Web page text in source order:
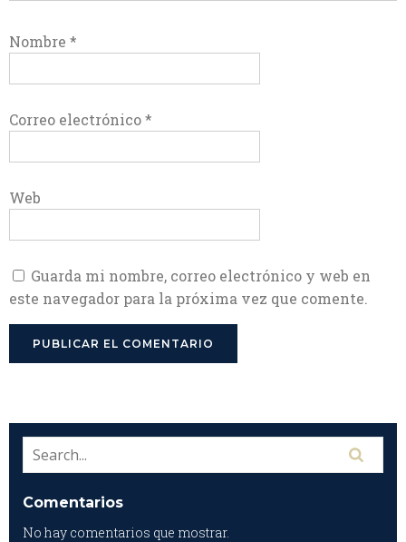
Nombre *
Correo electrónico*
Web
Guarda mi nombre, correo electrónico y web en
este navegador para la próxima vez que comente.
Comentarios
No hay comentarios que mostrar.